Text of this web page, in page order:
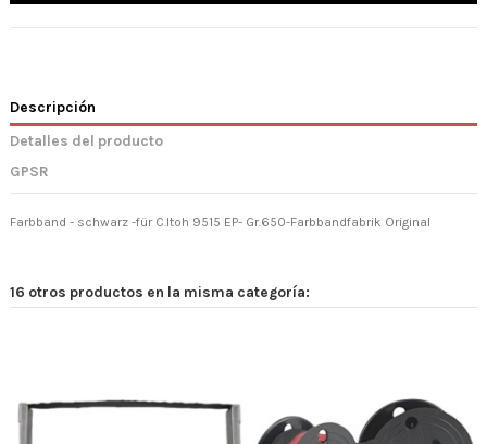
Descripción
Detalles del producto
GPSR
Farbband - schwarz -für C.Itoh 9515 EP- Gr.650-Farbbandfabrik Original
16 otros productos en la misma categoría: